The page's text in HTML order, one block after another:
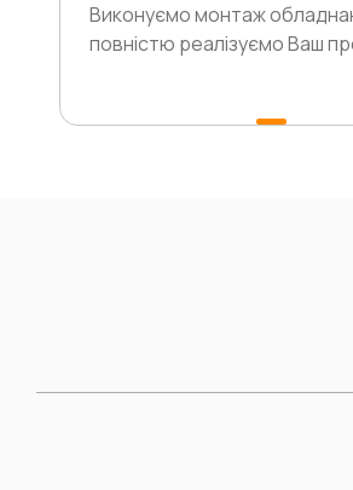
Виконуємо монтаж
повністю реалізуємо Ваш